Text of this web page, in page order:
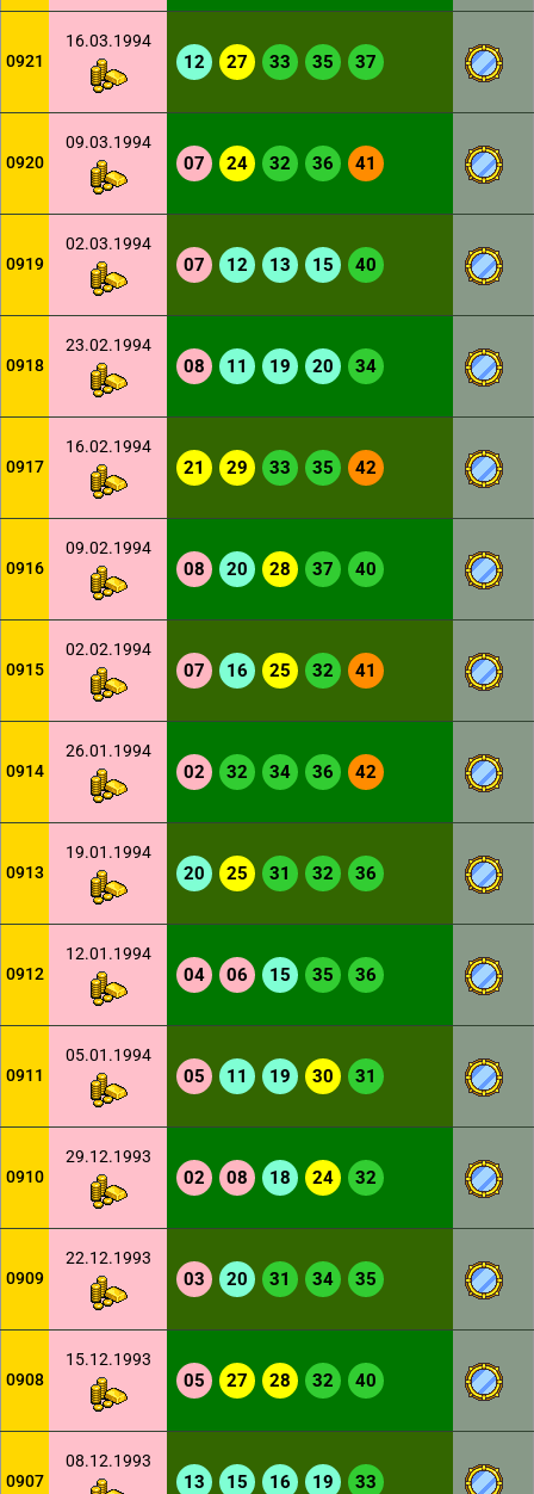
0921
16.03.1994
12 27 33 35 37
0920
09.03.1994
07 24 32 36 41
0919
02.03.1994
07 12 13 15 40
0918
23.02.1994
08 11 19 20 34
0917
16.02.1994
21 29 33 35 42
0916
09.02.1994
08 20 28 37 40
0915
02.02.1994
07 16 25 32 41
0914
26.01.1994
02 32 34 36 42
0913
19.01.1994
20 25 31 32 36
0912
12.01.1994
04 06 15 35 36
0911
05.01.1994
05 11 19 30 31
0910
29.12.1993
02 08 18 24 32
0909
22.12.1993
03 20 31 34 35
0908
15.12.1993
05 27 28 32 40
0907
08.12.1993
13 15 16 19 33